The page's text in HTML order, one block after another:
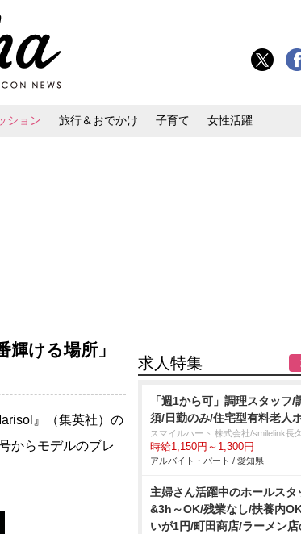
ション 旅行＆おでかけ 子育て 女性活躍
ける場所」
』（集英社）の
からモデルのブレ
求人特集
「週1から可」調理スタッフ/
須/日勤のみ/住宅型有料老人
スマイルハート 株式会社/smilelink長
時給1,150円～1,300円
アルバイト・パート / 愛知県
主婦さん活躍中のホールスタ
&3h～OK/残業なし/扶養内
いが1円/町田商店/ラーメン